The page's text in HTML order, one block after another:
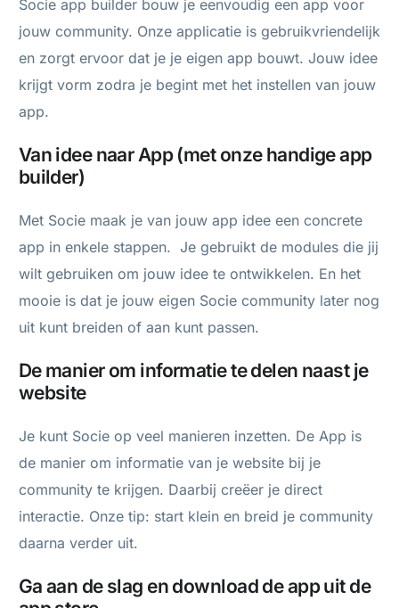
Socie app builder bouw je eenvoudig een app voor
jouw community. Onze applicatie is gebruikvriendelijk
en zorgt ervoor dat je je eigen app bouwt. Jouw idee
krijgt vorm zodra je begint met het instellen van jouw
app.
Van idee naar App (met onze handige app
builder)
Met Socie maak je van jouw app idee een concrete
app in enkele stappen. Je gebruikt de modules die jij
wilt gebruiken om jouw idee te ontwikkelen. En het
mooie is dat je jouw eigen Socie community later nog
uit kunt breiden of aan kunt passen.
De manier om informatie te delen naast je
website
Je kunt Socie op veel manieren inzetten. De App is
de manier om informatie van je website bij je
community te krijgen. Daarbij creëer je direct
interactie. Onze tip: start klein en breid je community
daarna verder uit.
Ga aan de slag en download de app uit de